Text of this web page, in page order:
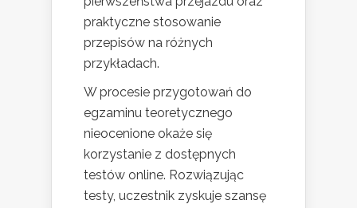
praktyczne stosowanie
przepisów na różnych
przykładach.
W procesie przygotowań do
egzaminu teoretycznego
nieocenione okaże się
korzystanie z dostępnych
testów online. Rozwiązując
testy, uczestnik zyskuje szansę